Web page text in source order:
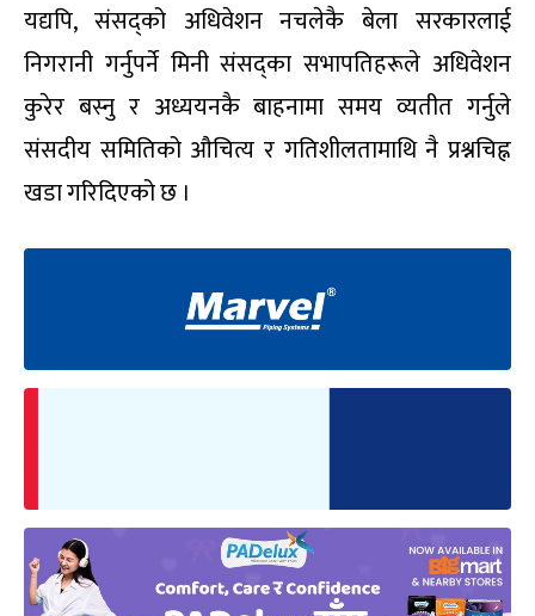
यद्यपि, संसद्को अधिवेशन नचलेकै बेला सरकारलाई
निगरानी गर्नुपर्ने मिनी संसद्का सभापतिहरूले अधिवेशन
कुरेर बस्नु र अध्ययनकै बाहनामा समय व्यतीत गर्नुले
संसदीय समितिको औचित्य र गतिशीलतामाथि नै प्रश्नचिह्न
खडा गरिदिएको छ ।